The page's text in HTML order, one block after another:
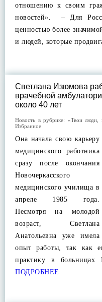
отношению к своим
новостей». – Для
ценностью более
и людей, которые
Светлана Изюмова
врачебной
около 40 лет
Новость в рубрике: «Твои люди,
Избранное
Она начала свою карьеру
медицинского работника
сразу после окончания
Новочеркасского
медицинского училища в
апреле 1985 года.
Несмотря на молодой
возраст, Светлана
Анатольевна уже имела
опыт работы, так как
практику в больницах
ПОДРОБНЕЕ